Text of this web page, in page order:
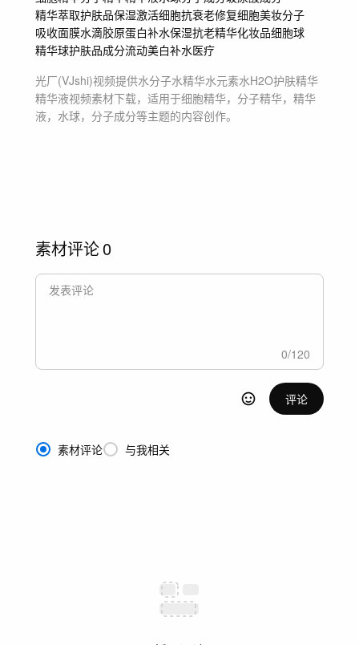
精华萃取护肤品保湿激活细胞抗衰老修复细胞美妆分子
吸收面膜水滴胶原蛋白补水保湿抗老精华化妆品细胞球
精华球护肤品成分流动美白补水医疗
光厂(VJshi)视频提供水分子水精华水元素水H2O护肤精华
精华液视频素材下载，适用于细胞精华，分子精华，精华
液，水球，分子成分等主题的内容创作。
素材评论0
0/120
评论
素材评论 与我相关